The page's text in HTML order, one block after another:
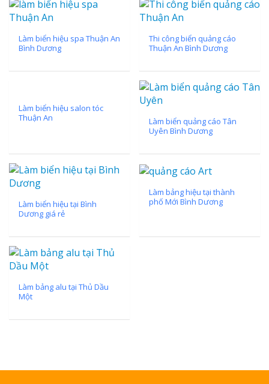
Làm biển hiệu spa Thuận An
Bình Dương
Thi công biển quảng cáo
Thuận An Bình Dương
Làm biển hiệu salon tóc
Thuận An
Làm biển quảng cáo Tân
Uyên Bình Dương
Làm biển hiệu tại Bình
Dương giá rẻ
Làm bảng hiệu tại thành
phố Mới Bình Dương
Làm bảng alu tại Thủ Dầu
Một